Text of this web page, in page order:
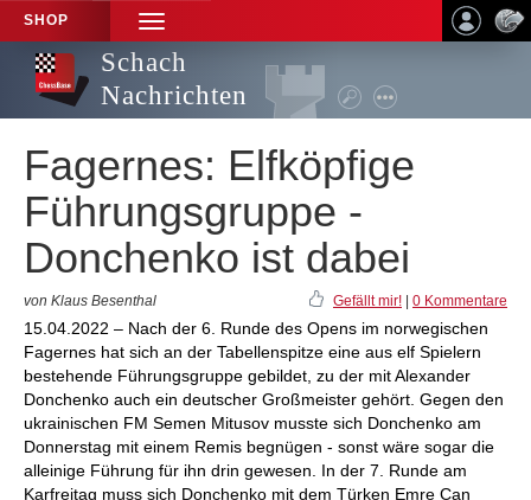
SHOP
TOGGLE
NAVIGATION
Schach
Nachrichten
Fagernes: Elfköpfige
Führungsgruppe -
Donchenko ist dabei
von Klaus Besenthal Gefällt mir! 0 Kommentare
15.04.2022 – Nach der 6. Runde des Opens im norwegischen
Fagernes hat sich an der Tabellenspitze eine aus elf Spielern
bestehende Führungsgruppe gebildet, zu der mit Alexander
Donchenko auch ein deutscher Großmeister gehört. Gegen den
ukrainischen FM Semen Mitusov musste sich Donchenko am
Donnerstag mit einem Remis begnügen - sonst wäre sogar die
alleinige Führung für ihn drin gewesen. In der 7. Runde am
Karfreitag muss sich Donchenko mit dem Türken Emre Can